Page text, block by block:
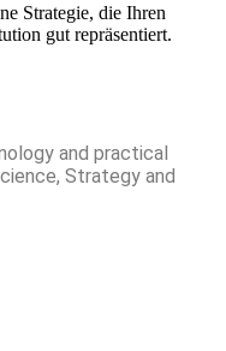
Strategie, die Ihren
gut repräsentiert.
and practical
Strategy and